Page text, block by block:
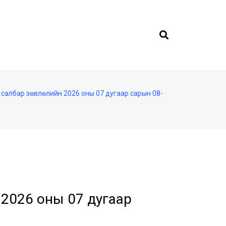
зөвлөлийн 2026 оны 07 дугаар сарын 08-
оны 07 дугаар